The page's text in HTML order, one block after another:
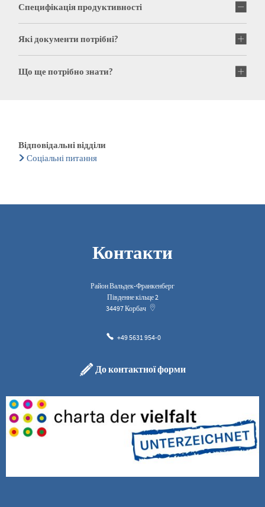
Специфікація продуктивності
Які документи потрібні?
Що ще потрібно знати?
Відповідальні відділи
Соціальні питання
Контакти
Район Вальдек-Франкенберг
Південне кільце 2
34497Корбач
+49 5631 954-0
До контактної форми